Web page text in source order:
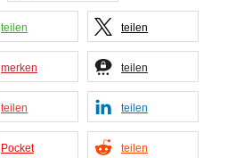
teilen teilen
merken teilen
teilen teilen
Pocket teilen